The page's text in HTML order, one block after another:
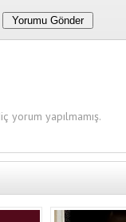
yorum yapılmamış.